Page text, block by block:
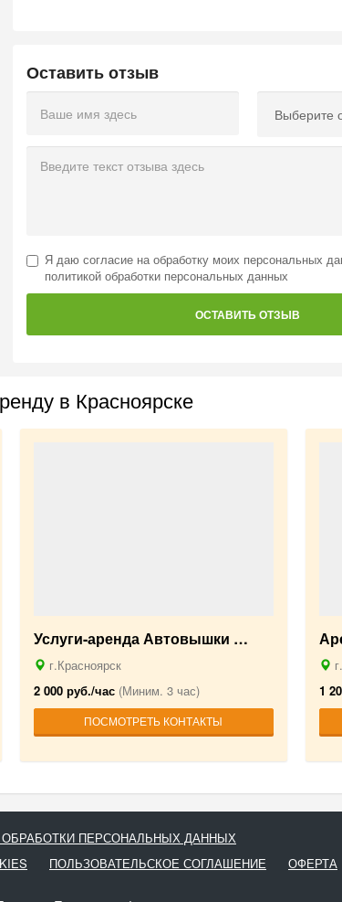
Оставить отзыв
Я даю согласие на обработку моих персональных
политикой обработки персональных данных
ОСТАВИТЬ ОТЗЫВ
в Красноярске
Услуги-аренда Автовышки …
г.Красноярск
2 000 руб./час(Миним. 3 час)
ПОСМОТРЕТЬ КОНТАКТЫ
1
ОБРАБОТКИ ПЕРСОНАЛЬНЫХ ДАННЫХ
ПОЛЬЗОВАТЕЛЬСКОЕ СОГЛАШЕНИЕ
ОФЕРТА